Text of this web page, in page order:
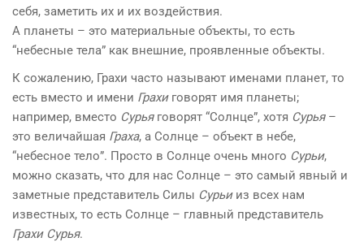
себя, заметить их и их воздействия.
А планеты – это материальные объекты, то есть
“небесные тела” как внешние, проявленные объекты.
К сожалению, Грахи часто называют именами планет, то
есть вместо и имени Грахиговорят имя планеты;
например, вместо Сурьяговорят “Солнце”, хотя Сурья–
это величайшая Граха, а Солнце – объект в небе,
“небесное тело”. Просто в Солнце очень много Сурьи,
можно сказать, что для нас Солнце – это самый явный и
заметные представитель Силы Сурьииз всех нам
известных, то есть Солнце – главный представитель
Грахи Сурья.